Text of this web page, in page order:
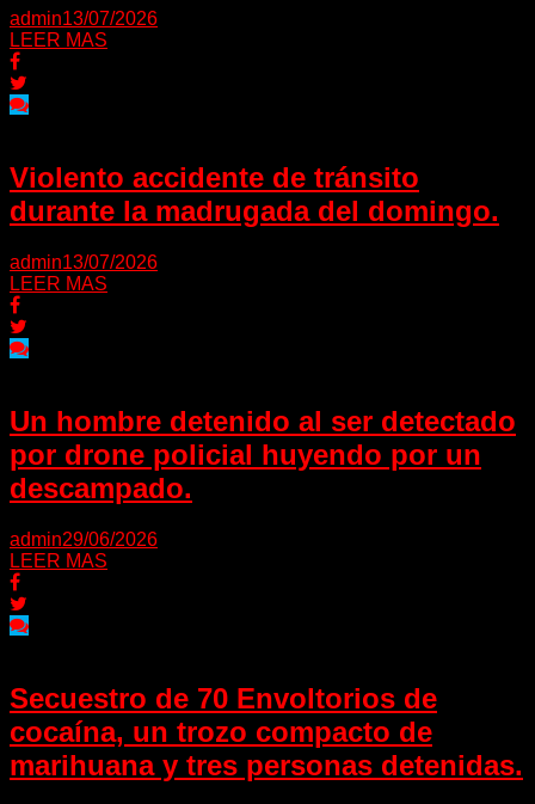
admin13/07/2026
LEER MAS
Violento accidente de tránsito
durante la madrugada del domingo.
admin13/07/2026
LEER MAS
Un hombre detenido al ser detectado
por drone policial huyendo por un
descampado.
admin29/06/2026
LEER MAS
Secuestro de 70 Envoltorios de
cocaína, un trozo compacto de
marihuana y tres personas detenidas.